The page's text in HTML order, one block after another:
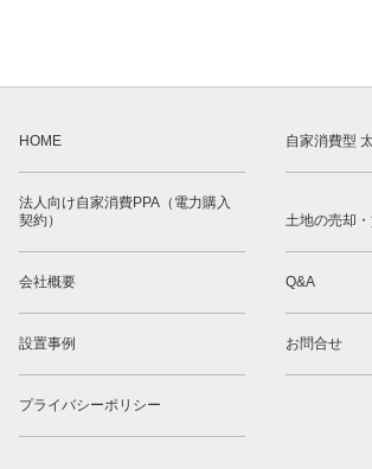
HOME 自家消費型
法人向け自家消費PPA（電力購入
契約）
土地の売却
会社概要 Q&A
設置事例 お問合せ
プライバシーポリシー